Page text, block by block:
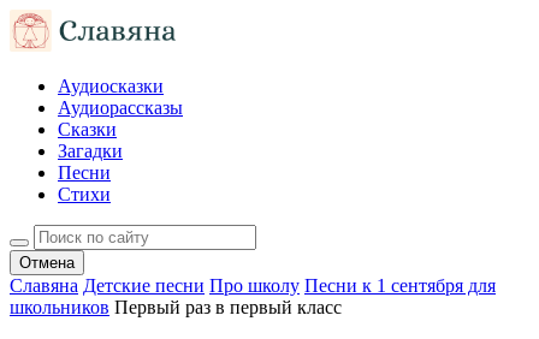
Аудиосказки
Аудиорассказы
Сказки
Загадки
Песни
Стихи
Отмена
Славяна Детские песни Про школу Песни к 1 сентября для
школьников Первый раз в первый класс